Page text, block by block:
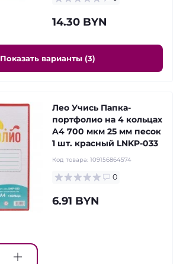
14.30 BYN
Показать варианты (3)
Лео Учись Папка-
портфолио на 4 кольцах
A4 700 мкм 25 мм песок
1 шт. красный LNKP-033
Код товара: 109156864574
0
6.91 BYN